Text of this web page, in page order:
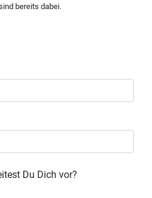
bereits dabei.
Du Dich vor?